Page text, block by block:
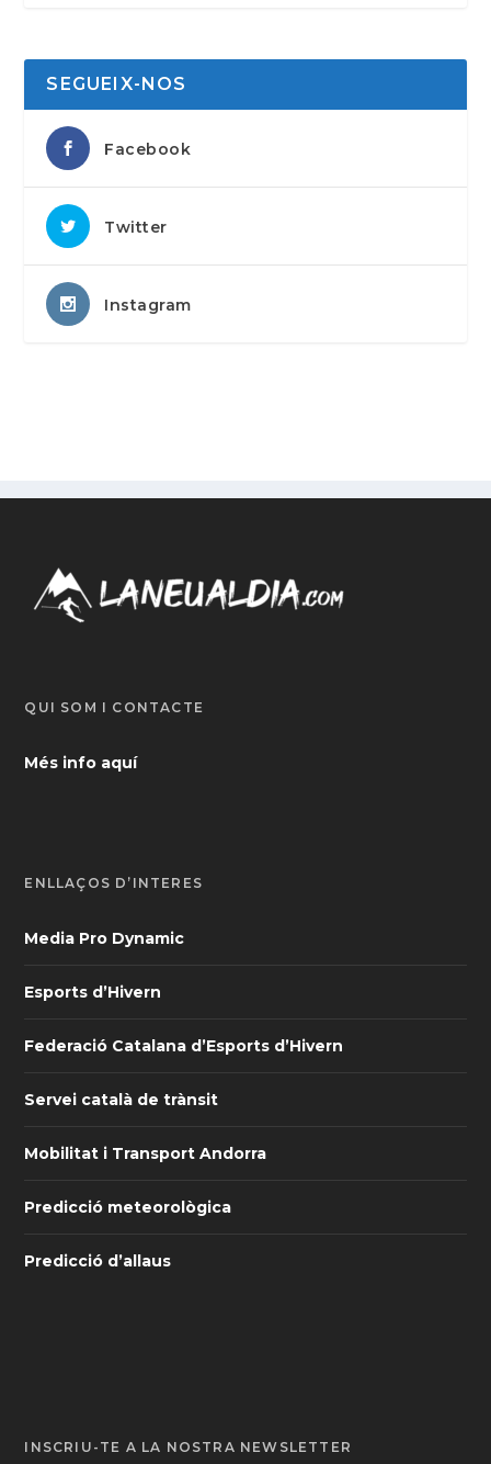
SEGUEIX-NOS
Facebook
Twitter
Instagram
QUI SOM I CONTACTE
Més info aquí
ENLLAÇOS D’INTERÈS
Media Pro Dynamic
Esports d’Hivern
Federació Catalana d’Esports d’Hivern
Servei català de trànsit
Mobilitat i Transport Andorra
Predicció meteorològica
Predicció d’allaus
INSCRIU-TE A LA NOSTRA NEWSLETTER